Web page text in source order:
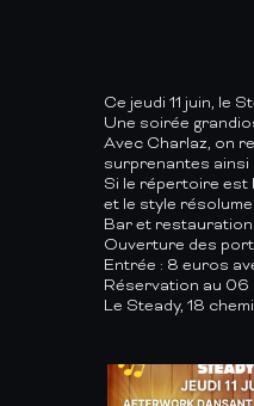
Ce jeudi 11 juin, le
Une soirée
Avec Charlaz, on
surprenantes ainsi
Si le répertoire est
et le style
Bar et
Ouverture des
Entrée : 8 euros
Réservation au
Le Steady, 18